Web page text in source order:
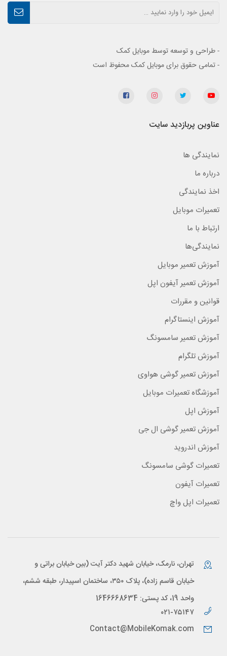
- طراحی و توسعه توسط موبایل کمک
- تمامی حقوق برای موبایل کمک محفوظ است
عناوین پربازدید سایت
نمایندگی ها
درباره ما
اخذ نمایندگی
تعمیرات موبایل
ارتباط با ما
نمایندگی‌ها
آموزش تعمیر موبایل
آموزش تعمیر آیفون اپل
قوانین و مقررات
آموزش اینستاگرام
آموزش تعمیر سامسونگ
آموزش تلگرام
آموزش تعمیر گوشی هواوی
آموزشگاه تعمیرات موبایل
آموزش اپل
آموزش تعمیر گوشی ال جی
آموزش اندروید
تعمیرات گوشی سامسونگ
تعمیرات آیفون
تعمیرات اپل واچ
تهران، نارمک، خیابان شهید دکتر آیت (بین خیابان براتی و
خیابان قاسم زاده)، پلاک ۳۵۰، ساختمان اسپیدار، طبقه ششم،
واحد 19، کد پستی: 1646668634
۰۲۱-۷۵۱۴۷
Contact@MobileKomak.com